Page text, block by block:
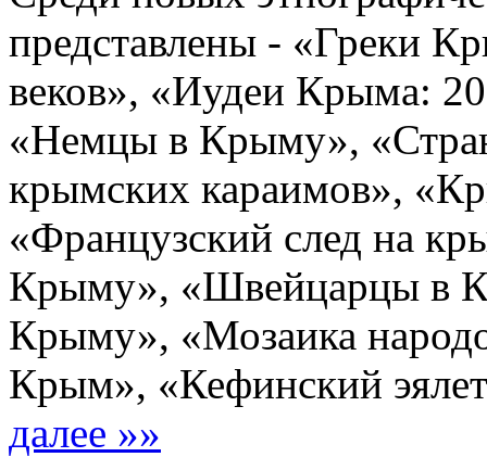
представлены - «Греки
веков», «Иудеи Крыма:
«Немцы в Крыму»,
крымских караимов»,
«Французский след на
Крыму», «Швейцарцы в
Крыму», «Мозаика
Крым», «Кефинский
далее »»